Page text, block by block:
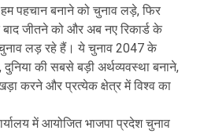
पहचान बनाने को चुनाव लड़े, फिर
जीतने को और अब नए रिकार्ड के
लड़ रहे हैं। ये चुनाव 2047 के
की सबसे बड़ी अर्थव्यवस्था बनाने,
करने और प्रत्येक क्षेत्र में विश्व का
में आयोजित भाजपा प्रदेश चुनाव